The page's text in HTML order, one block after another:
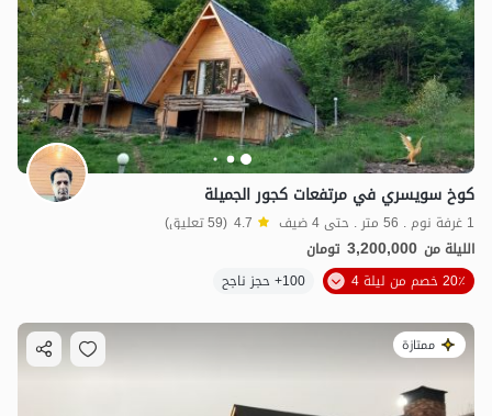
كوخ سويسري في مرتفعات كجور الجميلة
1 غرفة نوم . 56 متر . حتى 4 ضيف 4.7 (59 تعليق)
الليلة من 3,200,000 تومان
20٪ خصم من ليلة 4
100+ حجز ناجح
ممتازة